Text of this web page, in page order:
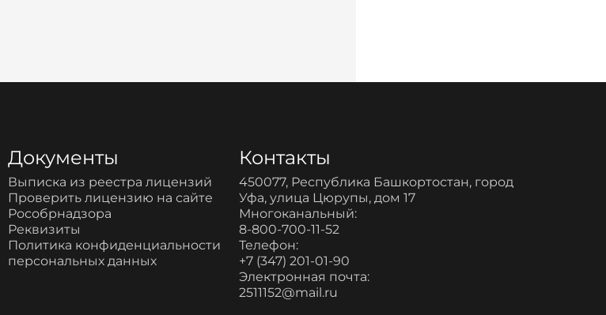
Документы
Выписка из реестра лицензий
Проверить лицензию на сайте
Рособрнадзора
Реквизиты
Политика конфиденциальности
персональных данных
Контакты
450077, Республика Башкортостан, город
Уфа, улица Цюрупы, дом 17
Многоканальный:
8-800-700-11-52
Телефон:
+7 (347) 201-01-90
Электронная почта:
2511152@mail.ru